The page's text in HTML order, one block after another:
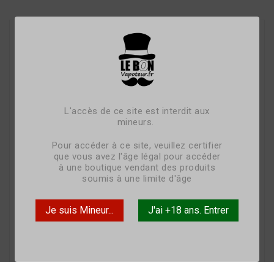
L'accès de ce site est interdit aux
mineurs.
Pour accéder à ce site, veuillez certifier
que vous avez l'âge légal pour accéder
à une boutique vendant des produits
soumis à une limite d'âge
Je suis Mineur... J'ai +18 ans. Entrer